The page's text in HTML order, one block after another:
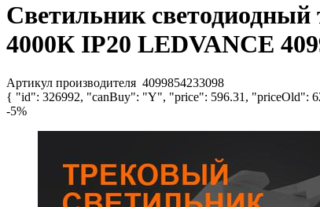
Светильник
4000К IP20 LEDVANCE
Артикул производителя 4099854233098
{ "id": 326992, "canBuy": "Y", "price": 596.31, "priceOld":
-5%